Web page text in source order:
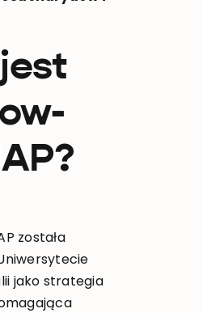
została
jako strategia